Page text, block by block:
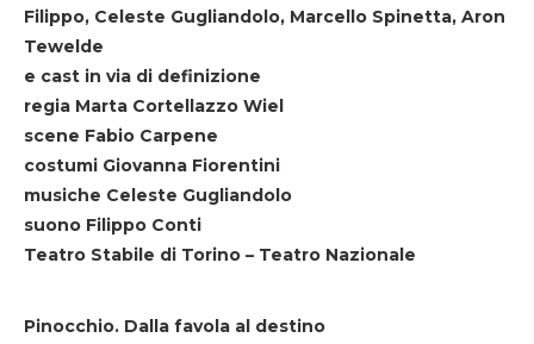
Filippo, Celeste Gugliandolo, Marcello Spinetta, Aron
Tewelde
e cast in via di definizione
regia Marta Cortellazzo Wiel
scene Fabio Carpene
costumi Giovanna Fiorentini
musiche Celeste Gugliandolo
suono Filippo Conti
Teatro Stabile di Torino – Teatro Nazionale
Pinocchio. Dalla favola al destino